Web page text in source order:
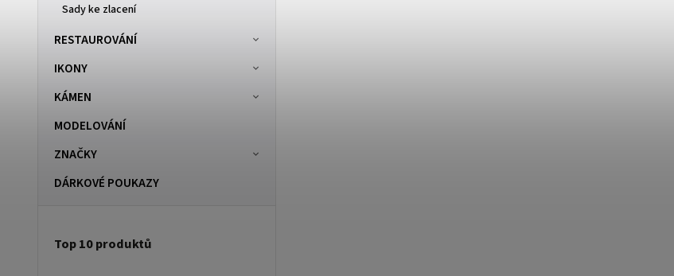
Sady ke zlacení
RESTAUROVÁNÍ
IKONY
KÁMEN
MODELOVÁNÍ
ZNAČKY
DÁRKOVÉ POUKAZY
Top 10 produktů